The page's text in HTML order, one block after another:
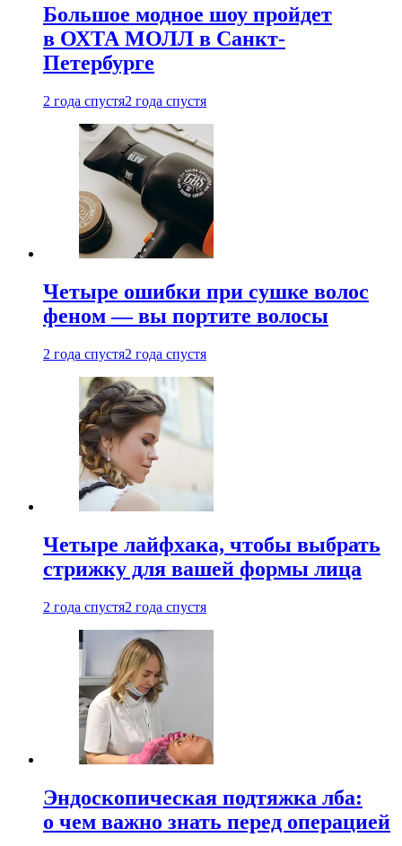
Большое модное шоу пройдет
в ОХТА МОЛЛ в Санкт-
Петербурге
2 года спустя2 года спустя
Четыре ошибки при сушке волос
феном — вы портите волосы
2 года спустя2 года спустя
Четыре лайфхака, чтобы выбрать
стрижку для вашей формы лица
2 года спустя2 года спустя
Эндоскопическая подтяжка лба:
о чем важно знать перед операцией